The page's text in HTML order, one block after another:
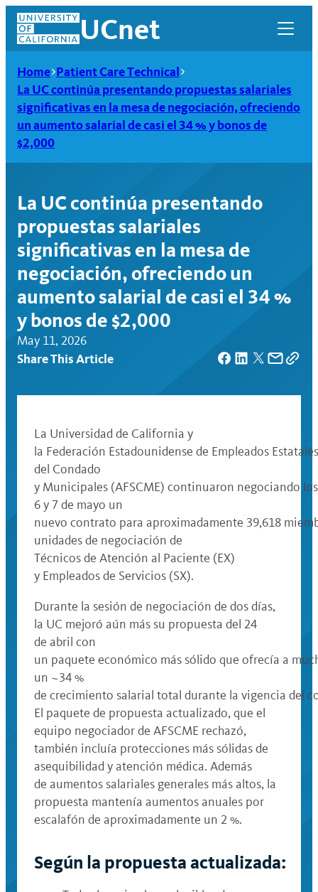
Skip
content
UCnet
UCnet
Home Patient Care Technical
La UC continúa presentando propuestas salariales
significativas en la mesa de negociación, ofreciendo
un aumento salarial de casi el 34 % y bonos de
$2,000
La UC continúa presentando
propuestas salariales
significativas en la mesa de
negociación, ofreciendo un
aumento salarial de casi el 34 %
y bonos de $2,000
May 11, 2026
Share This Article
La Universidad de California y
la Federación Estadounidense de Empleados
del Condado
y Municipales (AFSCME) continuaron negociando
6 y 7 de mayo un
nuevo contrato para aproximadamente 39,618
unidades de negociación de
Técnicos de Atención al Paciente (EX)
y Empleados de Servicios (SX).
Durante la sesión de negociación de dos días,
la UC mejoró aún más su propuesta del 24
de abril con
un paquete económico más sólido que ofrecía a
un ~34 %
de crecimiento salarial total durante la vigencia del
El paquete de propuesta actualizado, que el
equipo negociador de AFSCME rechazó,
también incluía protecciones más sólidas de
asequibilidad y atención médica. Además
de aumentos salariales generales más altos, la
propuesta mantenía aumentos anuales por
escalafón de aproximadamente un 2 %.
Según la propuesta actualizada: